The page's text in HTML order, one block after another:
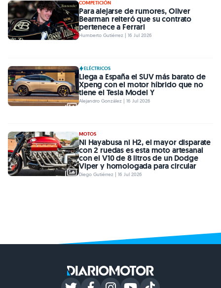
COMPETICIÓN
Para alejarse de rumores, Oliver
Bearman reiteró que su contrato
pertenece a Ferrari
Humberto Gutiérrez | 16 Jul 2026
ELÉCTRICOS
Llega a España el SUV más barato de
Xpeng con el motor híbrido que no
tiene el Tesla Model Y
Alejandro González | 16 Jul 2026
MOTOS
Ni Hayabusa ni H2, el mayor disparate
con 2 ruedas es esta moto artesanal
con el V10 de 8 litros de un Dodge
Viper y homologada para circular
Diego Gutiérrez | 16 Jul 2026